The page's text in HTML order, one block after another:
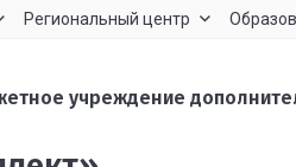
Региональный центр
учреждение